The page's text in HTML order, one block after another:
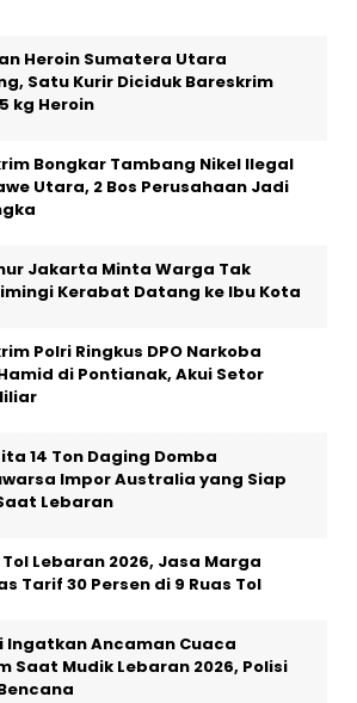
Heroin Sumatera Utara
Satu Kurir Diciduk Bareskrim
kg Heroin
Bongkar Tambang Nikel Ilegal
Utara, 2 Bos Perusahaan Jadi
Jakarta Minta Warga Tak
Kerabat Datang ke Ibu Kota
Polri Ringkus DPO Narkoba
di Pontianak, Akui Setor
14 Ton Daging Domba
Impor Australia yang Siap
Lebaran
Tol Lebaran 2026, Jasa Marga
Tarif 30 Persen di 9 Ruas Tol
Ingatkan Ancaman Cuaca
Saat Mudik Lebaran 2026, Polisi